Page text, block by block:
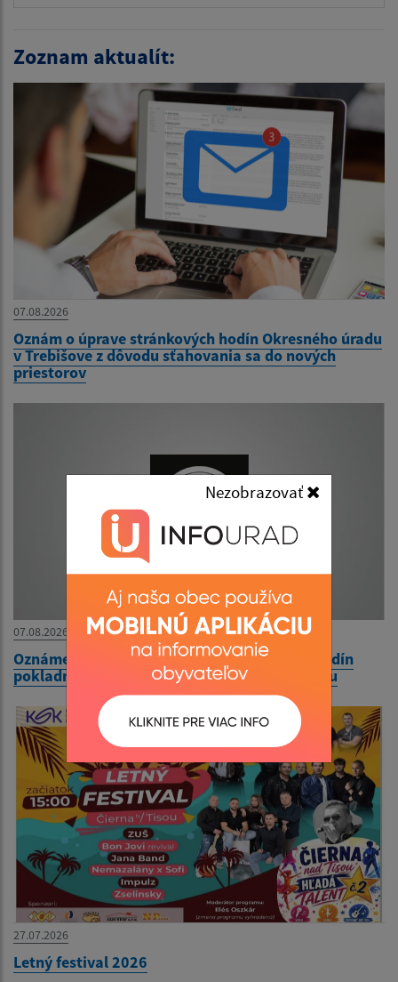
Zoznam aktualít:
07.08.2026
Oznám o úprave stránkových hodín Okresného úradu
v Trebišove z dôvodu sťahovania sa do nových
priestorov
07.08.2026
Oznámenie o dočasnej úprave stránkových hodín
pokladne Mestského úradu v Čiernej nad Tisou
27.07.2026
Letný festival 2026
Nezobrazovať